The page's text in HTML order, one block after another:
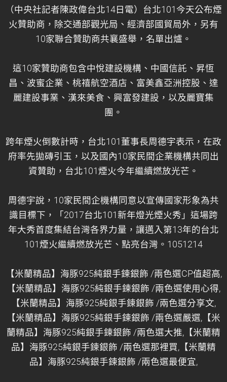
（中央社記者陳政偉台北14日電）台北101今天公布煙
火贊助商，除交通部觀光局、經濟部國貿局外，另有
10家聯合贊助商共襄盛舉，名單出爐。
這10家贊助商包含中悅建設機構、中國信託、昇恆
昌、波蜜企業、桃禧航空酒店、富美鑫亞洲控股、達
麗建設事業、漢來美食、興富發建設，以及麗寶集
團。
跨年煙火倒數計時，台北101董事長周德宇表示，在政
府率先拋磚引玉，以及國內10家民間企業機構共同出
資贊助，台北101煙火今年繼續燃放光芒。
周德宇說，10家民間企機構同意以宣傳國家形象為共
識目標下，「2017台北101新年燈光煙火秀」這場跨
年大秀首度集結台灣各界力量，讓邁入第13年的台北
101煙火繼續燃放光芒、點亮台灣。1051214
【米蘭精品】海豚925純銀手鍊銀飾 /兩色選CP值超高,
【米蘭精品】海豚925純銀手鍊銀飾 /兩色選使用心得,
【米蘭精品】海豚925純銀手鍊銀飾 /兩色選分享文,
【米蘭精品】海豚925純銀手鍊銀飾 /兩色選嚴選,【米
蘭精品】海豚925純銀手鍊銀飾 /兩色選大推,【米蘭精
品】海豚925純銀手鍊銀飾 /兩色選那裡買,【米蘭精
品】海豚925純銀手鍊銀飾 /兩色選最便宜,